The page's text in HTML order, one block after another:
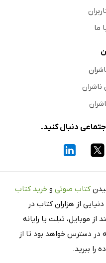
ما
ناشران
دنبال کنید.
کتاب صوتی و خرید کتاب
از هزاران کتاب در
موبایل، تبلت یا رایانه
در دسترس خواهد بود تا از
را ببرید.